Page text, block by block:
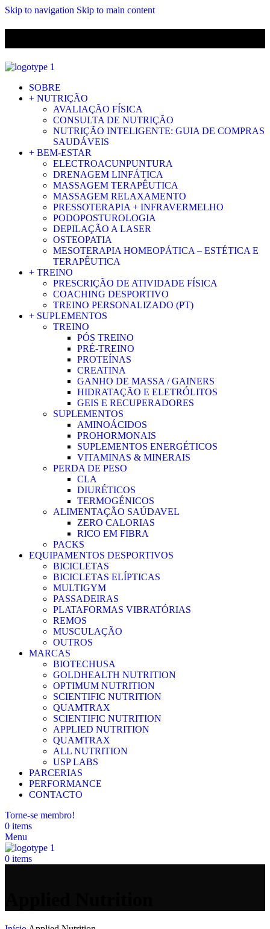
Skip to navigation Skip to main content
SOBRE
+ NUTRIÇÃO
AVALIAÇÃO FÍSICA
CONSULTA DE NUTRIÇÃO
NUTRIÇÃO INTELIGENTE: GUIA DE COMPRAS
SAUDÁVEIS
+ BEM-ESTAR
ELECTROACUNPUNTURA
DRENAGEM LINFÁTICA
MASSAGEM TERAPÊUTICA
MASSAGEM RELAXAMENTO
PRESSOTERAPIA + INFRAVERMELHO
PODOPOSTUROLOGIA
DEPILAÇÃO A LASER
OSTEOPATIA
MESOTERAPIA HOMEOPÁTICA – ESTÉTICA E
TERAPÊUTICA
+ TREINO
PRESCRIÇÃO DE ATIVIDADE FÍSICA
COACHING DESPORTIVO
TREINO PERSONALIZADO (PT)
+ SUPLEMENTOS
TREINO
PÓS TREINO
PRÉ-TREINO
PROTEÍNAS
CREATINA
GANHO DE MASSA / GAINERS
HIDRATAÇÃO E ELETRÓLITOS
GEIS E RECUPERADORES
SUPLEMENTOS
AMINOÁCIDOS
PROHORMONAIS
SUPLEMENTOS ENERGÉTICOS
VITAMINAS & MINERAIS
PERDA DE PESO
CLA
DIURÉTICOS
TERMOGÉNICOS
ALIMENTAÇÃO SAÚDAVEL
ZERO CALORIAS
RICO EM FIBRA
PACKS
EQUIPAMENTOS DESPORTIVOS
BICICLETAS
BICICLETAS ELÍPTICAS
MULTIGYM
PASSADEIRAS
PLATAFORMAS VIBRATÓRIAS
REMOS
MUSCULAÇÃO
OUTROS
MARCAS
BIOTECHUSA
GOLDHEALTH NUTRITION
OPTIMUM NUTRITION
SCIENTIFIC NUTRITION
QUAMTRAX
SCIENTIFIC NUTRITION
APPLIED NUTRITION
QUAMTRAX
ALL NUTRITION
USP LABS
PARCERIAS
PERFORMANCE
CONTACTO
Torne-se membro!
0 items
Menu
0 items